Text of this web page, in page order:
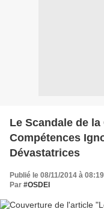
Le Scandale de
Compétences
Dévastatrices
Publié le 08/11/2014 à 08:19
Par #OSDEI